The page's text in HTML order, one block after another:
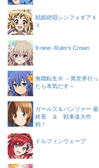
戦姫絶唱シンフォギアＸ
Ｖ
9-nine- Ruler’s Crown
無職転生Ⅲ ～異世界行っ
たら本気だす～
ガールズ＆パンツァー 最
終章 ＆ 戦車道大作
戦！
ドルフィンウェーブ